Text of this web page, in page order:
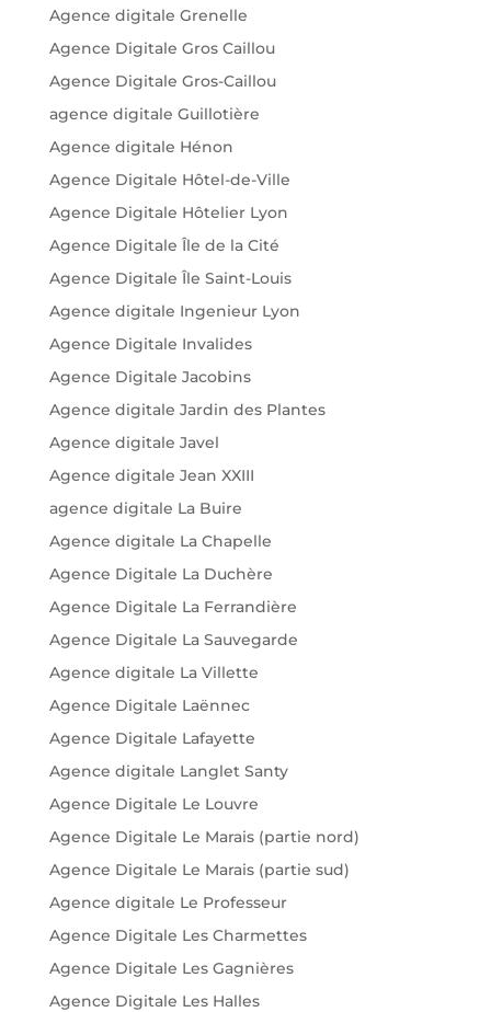
Agence digitale Grenelle
Agence Digitale Gros Caillou
Agence Digitale Gros-Caillou
agence digitale Guillotière
Agence digitale Hénon
Agence Digitale Hôtel-de-Ville
Agence Digitale Hôtelier Lyon
Agence Digitale Île de la Cité
Agence Digitale Île Saint-Louis
Agence digitale Ingenieur Lyon
Agence Digitale Invalides
Agence Digitale Jacobins
Agence digitale Jardin des Plantes
Agence digitale Javel
Agence digitale Jean XXIII
agence digitale La Buire
Agence digitale La Chapelle
Agence Digitale La Duchère
Agence Digitale La Ferrandière
Agence Digitale La Sauvegarde
Agence digitale La Villette
Agence Digitale Laënnec
Agence Digitale Lafayette
Agence digitale Langlet Santy
Agence Digitale Le Louvre
Agence Digitale Le Marais (partie nord)
Agence Digitale Le Marais (partie sud)
Agence digitale Le Professeur
Agence Digitale Les Charmettes
Agence Digitale Les Gagnières
Agence Digitale Les Halles